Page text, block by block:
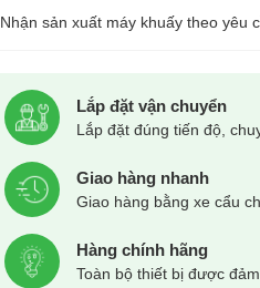
Nhận sản xuất máy khuấy theo yêu
Lắp đặt vận chuyển
Lắp đặt đúng tiến độ,
Giao hàng nhanh
Giao hàng bằng xe cẩu
Hàng chính hãng
Toàn bộ thiết bị được